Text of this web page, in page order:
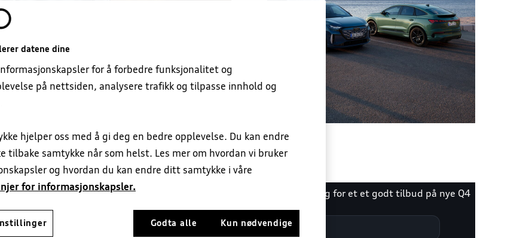
quattro
og et helt nytt digitalt førermiljø.
datene dine
for å forbedre funksjonalitet og
på nettsiden, analysere trafikk og tilpasse innhold og
hjelper oss med å gi deg en bedre opplevelse. Du kan endre
tilbake samtykke når som helst. Les mer om hvordan vi bruker
og hvordan du kan endre ditt samtykke i våre
for informasjonskapsler.
Kun nødvendige
Godta alle